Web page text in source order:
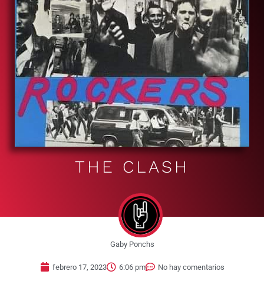
THE CLASH
Gaby Ponchs
febrero 17, 2023 6:06 pm No hay comentarios